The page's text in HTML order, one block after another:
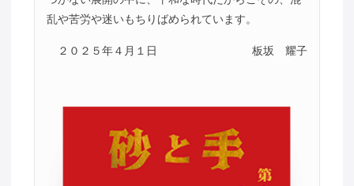
乱や苦労や迷いもちりばめられています。
２０２５年４月１日 板坂 耀子